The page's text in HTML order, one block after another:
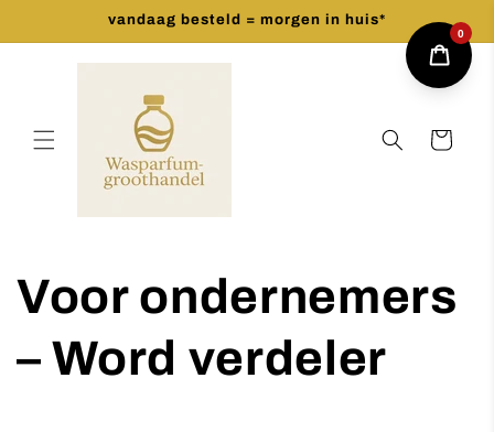
content
vandaag besteld = morgen in huis*
Winkelwagen
Voor ondernemers
– Word verdeler
0